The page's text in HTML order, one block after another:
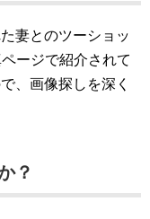
妻とのツーショッ
ージで紹介されて
、画像探しを深く
？